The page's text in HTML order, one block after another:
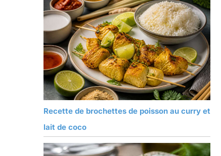
Recette de brochettes de poisson au curry et
lait de coco